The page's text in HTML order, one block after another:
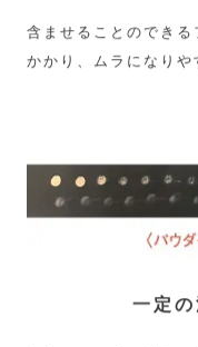
含ませることのでき
かかり、ムラになりや
一定の